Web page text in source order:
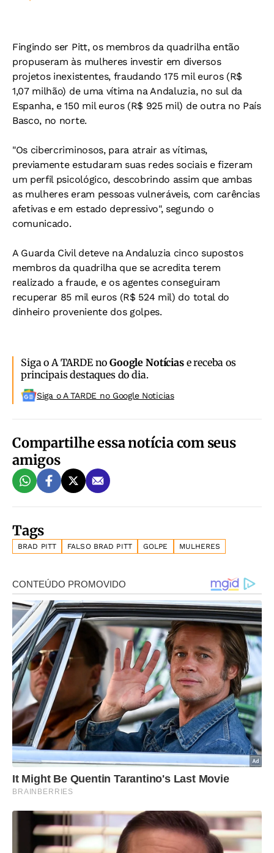
Fingindo ser Pitt, os membros da quadrilha então
propuseram às mulheres investir em diversos
projetos inexistentes, fraudando 175 mil euros (R$
1,07 milhão) de uma vítima na Andaluzia, no sul da
Espanha, e 150 mil euros (R$ 925 mil) de outra no País
Basco, no norte.
"Os cibercriminosos, para atrair as vítimas,
previamente estudaram suas redes sociais e fizeram
um perfil psicológico, descobrindo assim que ambas
as mulheres eram pessoas vulneráveis, com carências
afetivas e em estado depressivo", segundo o
comunicado.
A Guarda Civil deteve na Andaluzia cinco supostos
membros da quadrilha que se acredita terem
realizado a fraude, e os agentes conseguiram
recuperar 85 mil euros (R$ 524 mil) do total do
dinheiro proveniente dos golpes.
Siga o A TARDE noGoogle Notíciase receba os
principais destaques do dia.
Siga o A TARDE no Google Noticias
Compartilhe essa notícia com seus
amigos
Tags
BRAD PITT FALSO BRAD PITT GOLPE MULHERES